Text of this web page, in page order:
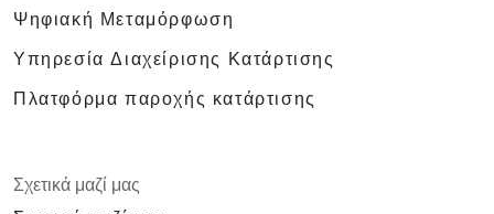
Ψηφιακή Μεταμόρφωση
Υπηρεσία Διαχείρισης Κατάρτισης
Πλατφόρμα παροχής κατάρτισης
Σχετικά μαζί μας